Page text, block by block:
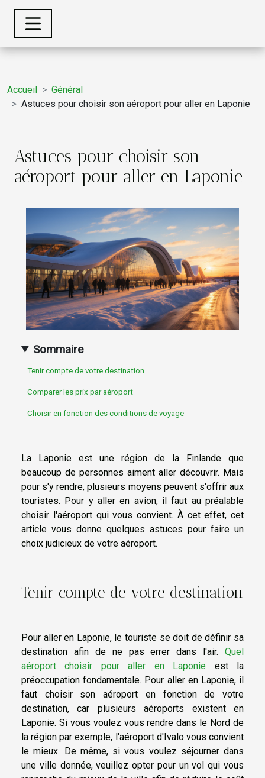
Accueil
Général
Astuces pour choisir son aéroport pour aller en Laponie
Astuces pour choisir son
aéroport pour aller en Laponie
Sommaire
Tenir compte de votre destination
Comparer les prix par aéroport
Choisir en fonction des conditions de voyage
La Laponie est une région de la Finlande que
beaucoup de personnes aiment aller découvrir. Mais
pour s'y rendre, plusieurs moyens peuvent s'offrir aux
touristes. Pour y aller en avion, il faut au préalable
choisir l'aéroport qui vous convient. À cet effet, cet
article vous donne quelques astuces pour faire un
choix judicieux de votre aéroport.
Tenir compte de votre destination
Pour aller en Laponie, le touriste se doit de définir sa
destination afin de ne pas errer dans l'air. Quel
aéroport choisir pour aller en Laponie est la
préoccupation fondamentale. Pour aller en Laponie, il
faut choisir son aéroport en fonction de votre
destination, car plusieurs aéroports existent en
Laponie. Si vous voulez vous rendre dans le Nord de
la région par exemple, l'aéroport d'Ivalo vous convient
le mieux. De même, si vous voulez séjourner dans
une ville donnée, veuillez opter pour un vol qui vous